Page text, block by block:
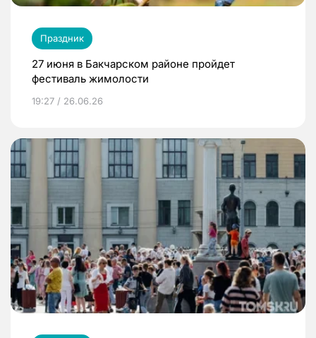
Праздник
27 июня в Бакчарском районе пройдет
фестиваль жимолости
19:27 / 26.06.26